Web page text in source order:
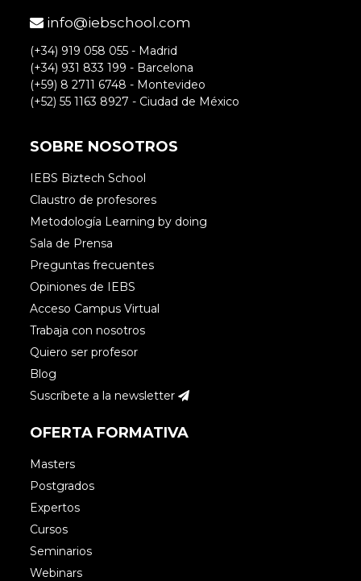
info@iebschool.com
(+34) 919 058 055 - Madrid
(+34) 931 833 199 - Barcelona
(+59) 8 2711 6748 - Montevideo
(+52) 55 1163 8927 - Ciudad de México
SOBRE NOSOTROS
IEBS Biztech School
Claustro de profesores
Metodología Learning by doing
Sala de Prensa
Preguntas frecuentes
Opiniones de IEBS
Acceso Campus Virtual
Trabaja con nosotros
Quiero ser profesor
Blog
Suscríbete a la newsletter
OFERTA FORMATIVA
Masters
Postgrados
Expertos
Cursos
Seminarios
Webinars